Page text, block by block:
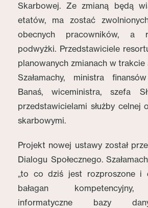
Skarbowej. Ze zmianą będą
etatów, ma zostać
obecnych pracowników, a
podwyżki. Przedstawiciele
planowanych zmianach w trakcie
Szałamachy, ministra
Banaś, wiceministra, szefa
przedstawicielami służby celnej
skarbowymi.
Projekt nowej ustawy został
Dialogu Społecznego.
„to co dziś jest rozproszone i
bałagan kompetencyjny,
informatyczne bazy